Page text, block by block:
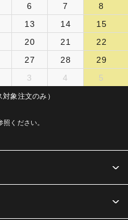
6 7
8
13 14
15
20 21
22
27 28
29
3 4 5
象注文のみ）
ください。